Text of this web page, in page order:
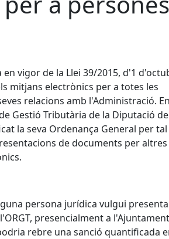
vigor de la Llei 39/2015, d'1
mitjans electrònics per a totes les
relacions amb l'Administració. En
Gestió Tributària de la Diputació de
la seva Ordenança General per
de documents per altres
persona jurídica vulgui
presencialment a
rebre una sanció quantificada